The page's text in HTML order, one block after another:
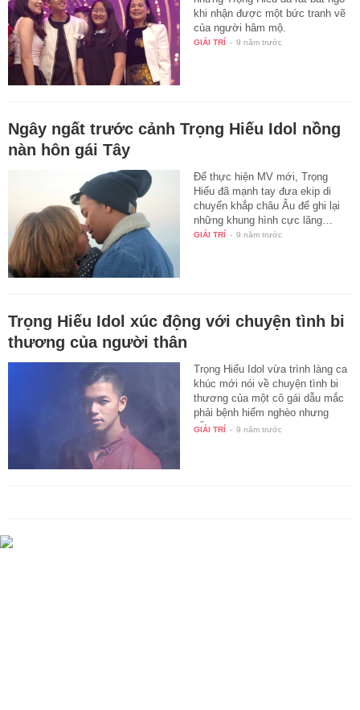
khi nhận được một bức tranh vẽ
của người hâm mộ.
GIẢI TRÍ - 9 năm trước
Ngây ngất trước cảnh Trọng Hiếu Idol nồng
nàn hôn gái Tây
Để thực hiện MV mới, Trọng
Hiếu đã mạnh tay đưa ekip di
chuyển khắp châu Âu để ghi lại
những khung hình cực lãng…
GIẢI TRÍ - 9 năm trước
Trọng Hiếu Idol xúc động với chuyện tình bi
thương của người thân
Trọng Hiếu Idol vừa trình làng ca
khúc mới nói về chuyện tình bi
thương của một cô gái dẫu mắc
phải bệnh hiểm nghèo nhưng
vẫn…
GIẢI TRÍ - 9 năm trước